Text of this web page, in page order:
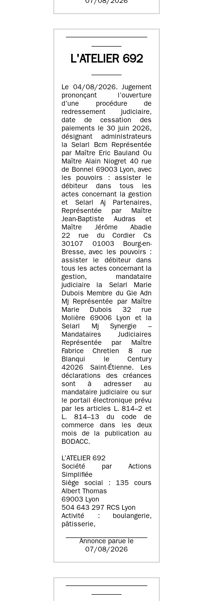
07/08/2026
L'ATELIER 692
Le 04/08/2026. Jugement
prononçant l’ouverture
d’une procédure de
redressement judiciaire,
date de cessation des
paiements le 30 juin 2026,
désignant administrateurs
la Selarl Bcm Représentée
par Maître Eric Bauland Ou
Maître Alain Niogret 40 rue
de Bonnel 69003 Lyon, avec
les pouvoirs : assister le
débiteur dans tous les
actes concernant la gestion
et Selarl Aj Partenaires,
Représentée par Maître
Jean-Baptiste Audras et
Maître Jérôme Abadie
22 rue du Cordier Cs
30107 01003 Bourg-en-
Bresse, avec les pouvoirs :
assister le débiteur dans
tous les actes concernant la
gestion, mandataire
judiciaire la Selarl Marie
Dubois Membre du Gie Adn
Mj Représentée par Maître
Marie Dubois 32 rue
Molière 69006 Lyon et la
Selarl Mj Synergie –
Mandataires Judiciaires
Représentée par Maître
Fabrice Chretien 8 rue
Blanqui le Century
42026 Saint-Étienne. Les
déclarations des créances
sont à adresser au
mandataire judiciaire ou sur
le portail électronique prévu
par les articles L. 814–2 et
L. 814–13 du code de
commerce dans les deux
mois de la publication au
BODACC.
L’ATELIER 692
Société par Actions
Simplifiée
Siège social : 135 cours
Albert Thomas
69003 Lyon
504 643 297 RCS Lyon
Activité : boulangerie,
pâtisserie,
Annonce parue le
07/08/2026